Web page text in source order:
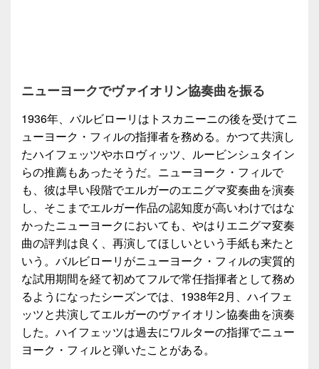
ニューヨークでヴァイオリン協奏曲を振る
1936年、バルビローリはトスカニーニの後を受けてニ
ューヨーク・フィルの指揮者を務める。かつて共演し
たハイフェッツやホロヴィッツ、ルービンシュタイン
らの推薦もあったそうだ。ニューヨーク・フィルで
も、彼は早い段階でエルガーのエニグマ変奏曲を演奏
し、そこまでエルガー作品の認知度が高いわけではな
かったニューヨークにおいても、やはりエニグマ変奏
曲の評判は良く、再演してほしいという手紙も来たと
いう。バルビローリがニューヨーク・フィルの実質的
な試用期間を経て初めてフルで常任指揮者として務め
るようになったシーズンでは、1938年2月、ハイフェ
ッツと共演してエルガーのヴァイオリン協奏曲を演奏
した。ハイフェッツは過去にワルターの指揮でニュー
ヨーク・フィルと弾いたことがある。